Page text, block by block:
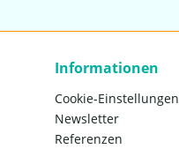
Informationen
Cookie-Einstellungen
Newsletter
Referenzen